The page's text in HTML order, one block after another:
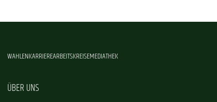
WAHLENKARRIEREARBEITSKREISEMEDIATHEK
ÜBER UNS